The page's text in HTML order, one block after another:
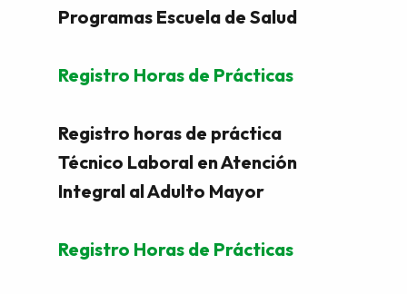
Programas Escuela de Salud
Registro Horas de Prácticas
Registro horas de práctica
Técnico Laboral en Atención
Integral al Adulto Mayor
Registro Horas de Prácticas